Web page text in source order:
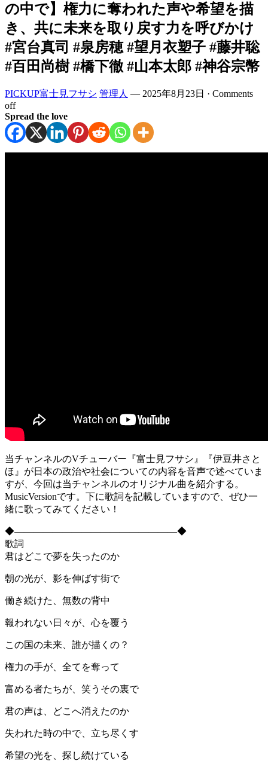
の中で】権力に奪われた声や希望を描
き、共に未来を取り戻す力を呼びかけ
#宮台真司 #泉房穂 #望月衣塑子 #藤井聡
#百田尚樹 #橋下徹 #山本太郎 #神谷宗幣
PICKUP富士見フサシ 管理人 — 2025年8月23日 · Comments
off
Spread the love
当チャンネルのVチューバー『富士見フサシ』『伊豆井さと
ほ』が日本の政治や社会についての内容を音声で述べていま
すが、今回は当チャンネルのオリジナル曲を紹介する。
MusicVersionです。下に歌詞を記載していますので、ぜひ一
緒に歌ってみてください！
◆―――――――――――――――――◆
歌詞
君はどこで夢を失ったのか
朝の光が、影を伸ばす街で
働き続けた、無数の背中
報われない日々が、心を覆う
この国の未来、誰が描くの？
権力の手が、全てを奪って
富める者たちが、笑うその裏で
君の声は、どこへ消えたのか
失われた時の中で、立ち尽くす
希望の光を、探し続けている